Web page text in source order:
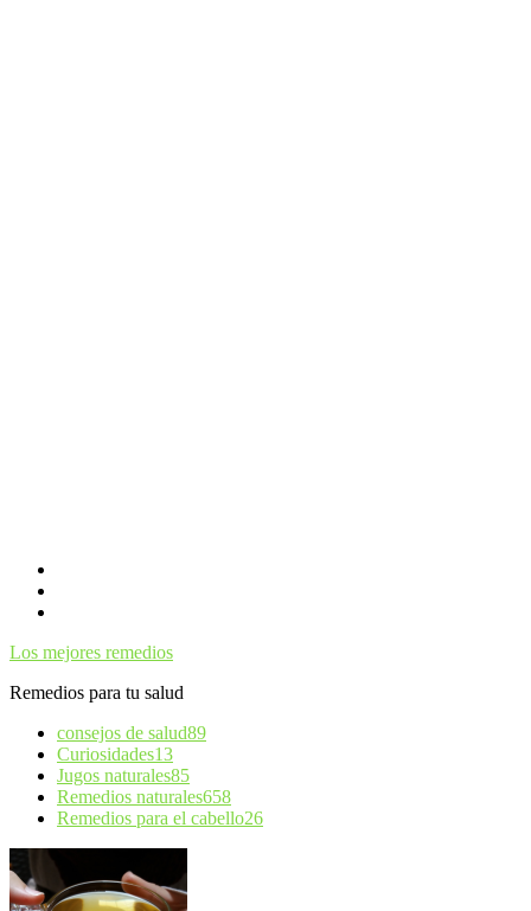
Skip
Content
Los mejores remedios
Remedios para tu salud
consejos de salud89
Curiosidades13
Jugos naturales85
Remedios naturales658
Remedios para el cabello26